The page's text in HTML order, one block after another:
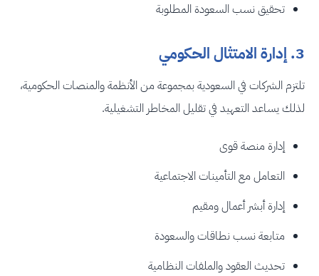
تحقيق نسب السعودة المطلوبة
3. إدارة الامتثال الحكومي
تلتزم الشركات في السعودية بمجموعة من الأنظمة والمنصات الحكومية،
لذلك يساعد التعهيد في تقليل المخاطر التشغيلية.
إدارة منصة قوى
التعامل مع التأمينات الاجتماعية
إدارة أبشر أعمال ومقيم
متابعة نسب نطاقات والسعودة
تحديث العقود والملفات النظامية